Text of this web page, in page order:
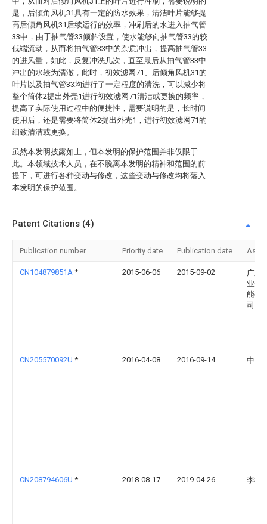
是，后倾角风机31具有一定的防水效果，清洁叶片能够提
高后倾角风机31后续运行的效率，冲刷后的水进入抽气管
33中，由于抽气管33倾斜设置，使水能够向抽气管33的较
低端流动，从而将抽气管33中的杂质冲出，提高抽气管33
的进风量，如此，反复冲洗几次，直至最后从抽气管33中
冲出的水较为清澈，此时，初效滤网71、后倾角风机31的
叶片以及抽气管33均进行了一定程度的清洗，可以减少将
整个筒体2提出外壳1进行初效滤网71清洁或更换的频率，
提高了实际使用过程中的便捷性，需要说明的是，长时间
使用后，还是需要将筒体2提出外壳1，进行初效滤网71的
细致清洁或更换。
虽然本发明披露如上，但本发明的保护范围并非仅限于
此。本领域技术人员，在不脱离本发明的精神和范围的前
提下，可进行各种变动与修改，这些变动与修改均将落入
本发明的保护范围。
Patent Citations (4)
Publication number Priority date Publication date
CN104879851A * 2015-06-06 2015-09-02
广东
业光
能有
司
CN205570092U * 2016-04-08 2016-09-14 中南
CN208794606U * 2018-08-17 2019-04-26 李桃